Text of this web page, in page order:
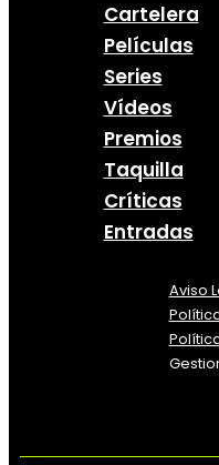
Cartelera
Películas
Series
Vídeos
Premios
Taquilla
Críticas
Entradas
Aviso